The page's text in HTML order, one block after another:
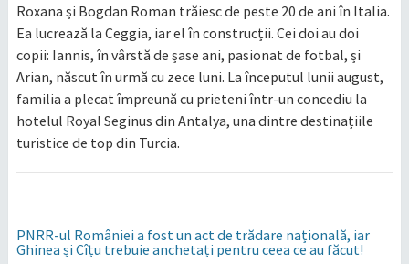
Roxana și Bogdan Roman trăiesc de peste 20 de ani în Italia.
Ea lucrează la Ceggia, iar el în construcții. Cei doi au doi
copii: Iannis, în vârstă de șase ani, pasionat de fotbal, și
Arian, născut în urmă cu zece luni. La începutul lunii august,
familia a plecat împreună cu prieteni într-un concediu la
hotelul Royal Seginus din Antalya, una dintre destinațiile
turistice de top din Turcia.
PNRR-ul României a fost un act de trădare națională, iar
Ghinea și Cîțu trebuie anchetați pentru ceea ce au făcut!